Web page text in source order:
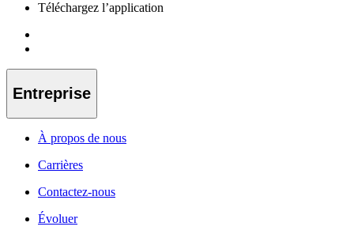
Téléchargez l’application
Entreprise
À propos de nous
Carrières
Contactez-nous
Évoluer